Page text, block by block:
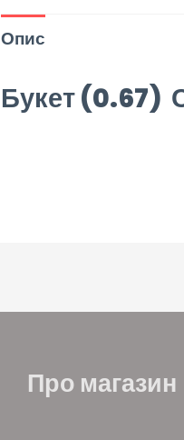
Опис
Букет (0.67)
Про магазин